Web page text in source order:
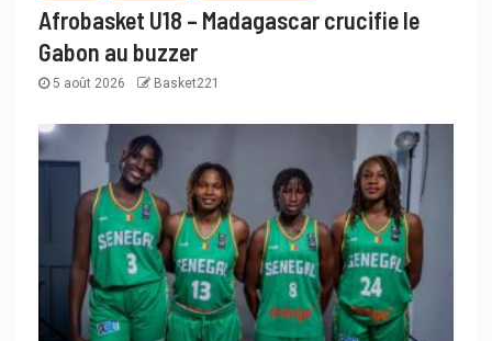
Afrobasket U18 – Madagascar crucifie le
Gabon au buzzer
5 août 2026 Basket221